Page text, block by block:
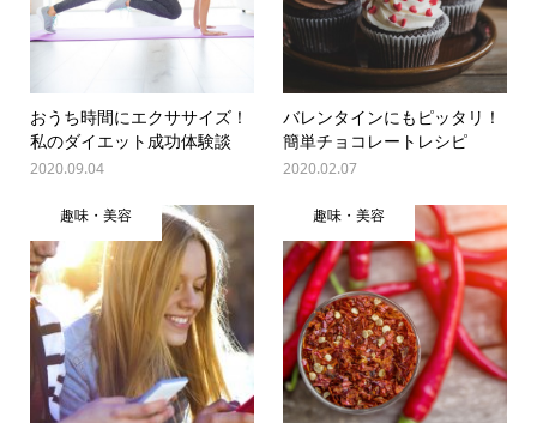
おうち時間にエクササイズ！
私のダイエット成功体験談
2020.09.04
バレンタインにもピッタリ！
簡単チョコレートレシピ
2020.02.07
趣味・美容 趣味・美容